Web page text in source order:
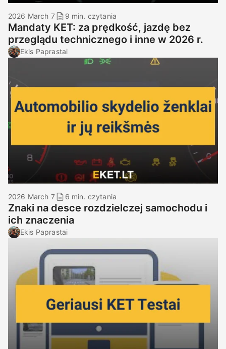
2026 March 7 9 min. czytania
Mandaty KET: za prędkość, jazdę bez
przeglądu technicznego i inne w 2026 r.
Ekis Paprastai
2026 March 7 6 min. czytania
Znaki na desce rozdzielczej samochodu i
ich znaczenia
Ekis Paprastai